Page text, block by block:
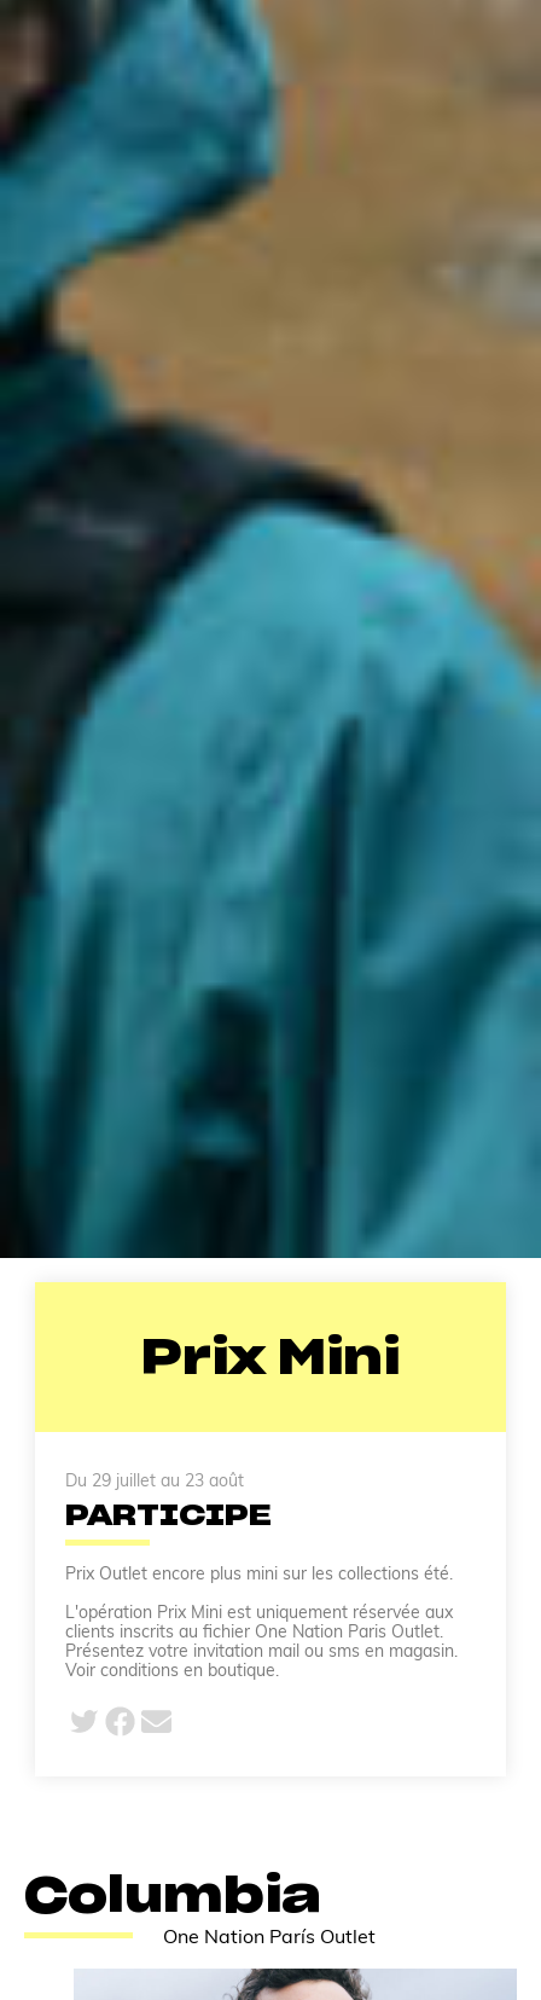
Prix Mini
Du 29 juillet au 23 août
PARTICIPE
Prix Outlet encore plus mini sur les collections été.
L'opération Prix Mini est uniquement réservée aux
clients inscrits au fichier One Nation Paris Outlet.
Présentez votre invitation mail ou sms en magasin.
Voir conditions en boutique.
Columbia
One Nation París Outlet